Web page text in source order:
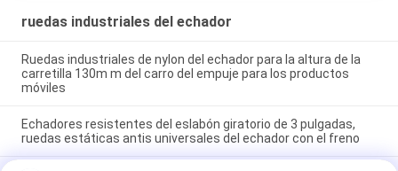
ruedas industriales del echador
Ruedas industriales de nylon del echador para la altura de la
carretilla 130m m del carro del empuje para los productos
móviles
Echadores resistentes del eslabón giratorio de 3 pulgadas,
ruedas estáticas antis universales del echador con el freno